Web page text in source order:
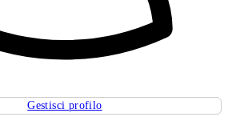
Gestisci profilo